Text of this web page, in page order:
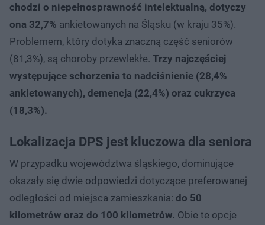
chodzi o niepełnosprawność intelektualną, dotyczy
ona 32,7% ankietowanych na Śląsku (w kraju 35%).
Problemem, który dotyka znaczną część seniorów
(81,3%), są choroby przewlekłe. Trzy najczęściej
występujące schorzenia to nadciśnienie (28,4%
ankietowanych), demencja (22,4%) oraz cukrzyca
(18,3%).
Lokalizacja DPS jest kluczowa dla seniora
W przypadku województwa śląskiego, dominujące
okazały się dwie odpowiedzi dotyczące preferowanej
odległości od miejsca zamieszkania: do 50
kilometrów oraz do 100 kilometrów. Obie te opcje